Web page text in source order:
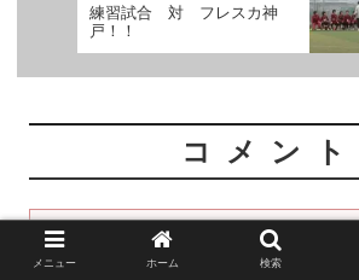
練習試合 対 フレスカ神
戸！！
コメント
コメントを書き込む
メニュー ホーム 検索